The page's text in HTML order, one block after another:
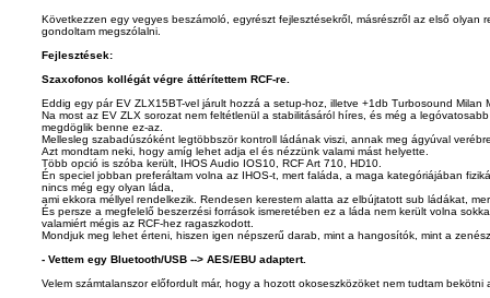
Következzen egy vegyes beszámoló, egyrészt fejlesztésekről, másrészről az első olyan
gondoltam megszólalni.
Fejlesztések:
Szaxofonos kollégát végre áttérítettem RCF-re.
Eddig egy pár EV ZLX15BT-vel járult hozzá a setup-hoz, illetve +1db Turbosound Milan
Na most az EV ZLX sorozat nem feltétlenül a stabilitásáról híres, és még a
megdöglik benne ez-az.
Mellesleg szabadúszóként legtöbbször kontroll ládának viszi, annak meg ágyúval
Azt mondtam neki, hogy amíg lehet adja el és nézzünk valami mást helyette.
Több opció is szóba került, IHOS Audio IOS10, RCF Art 710, HD10.
Én speciel jobban preferáltam volna az IHOS-t, mert faláda, a maga kategóriájában
nincs még egy olyan láda,
ami ekkora méllyel rendelkezik. Rendesen kerestem alatta az elbújtatott sub ládákat,
És persze a megfelelő beszerzési források ismeretében ez a láda nem került volna
valamiért mégis az RCF-hez ragaszkodott.
Mondjuk meg lehet érteni, hiszen igen népszerű darab, mint a hangosítók, mint a
- Vettem egy Bluetooth/USB --> AES/EBU adaptert.
Velem számtalanszor előfordult már, hogy a hozott okoseszközöket nem tudtam bekötni